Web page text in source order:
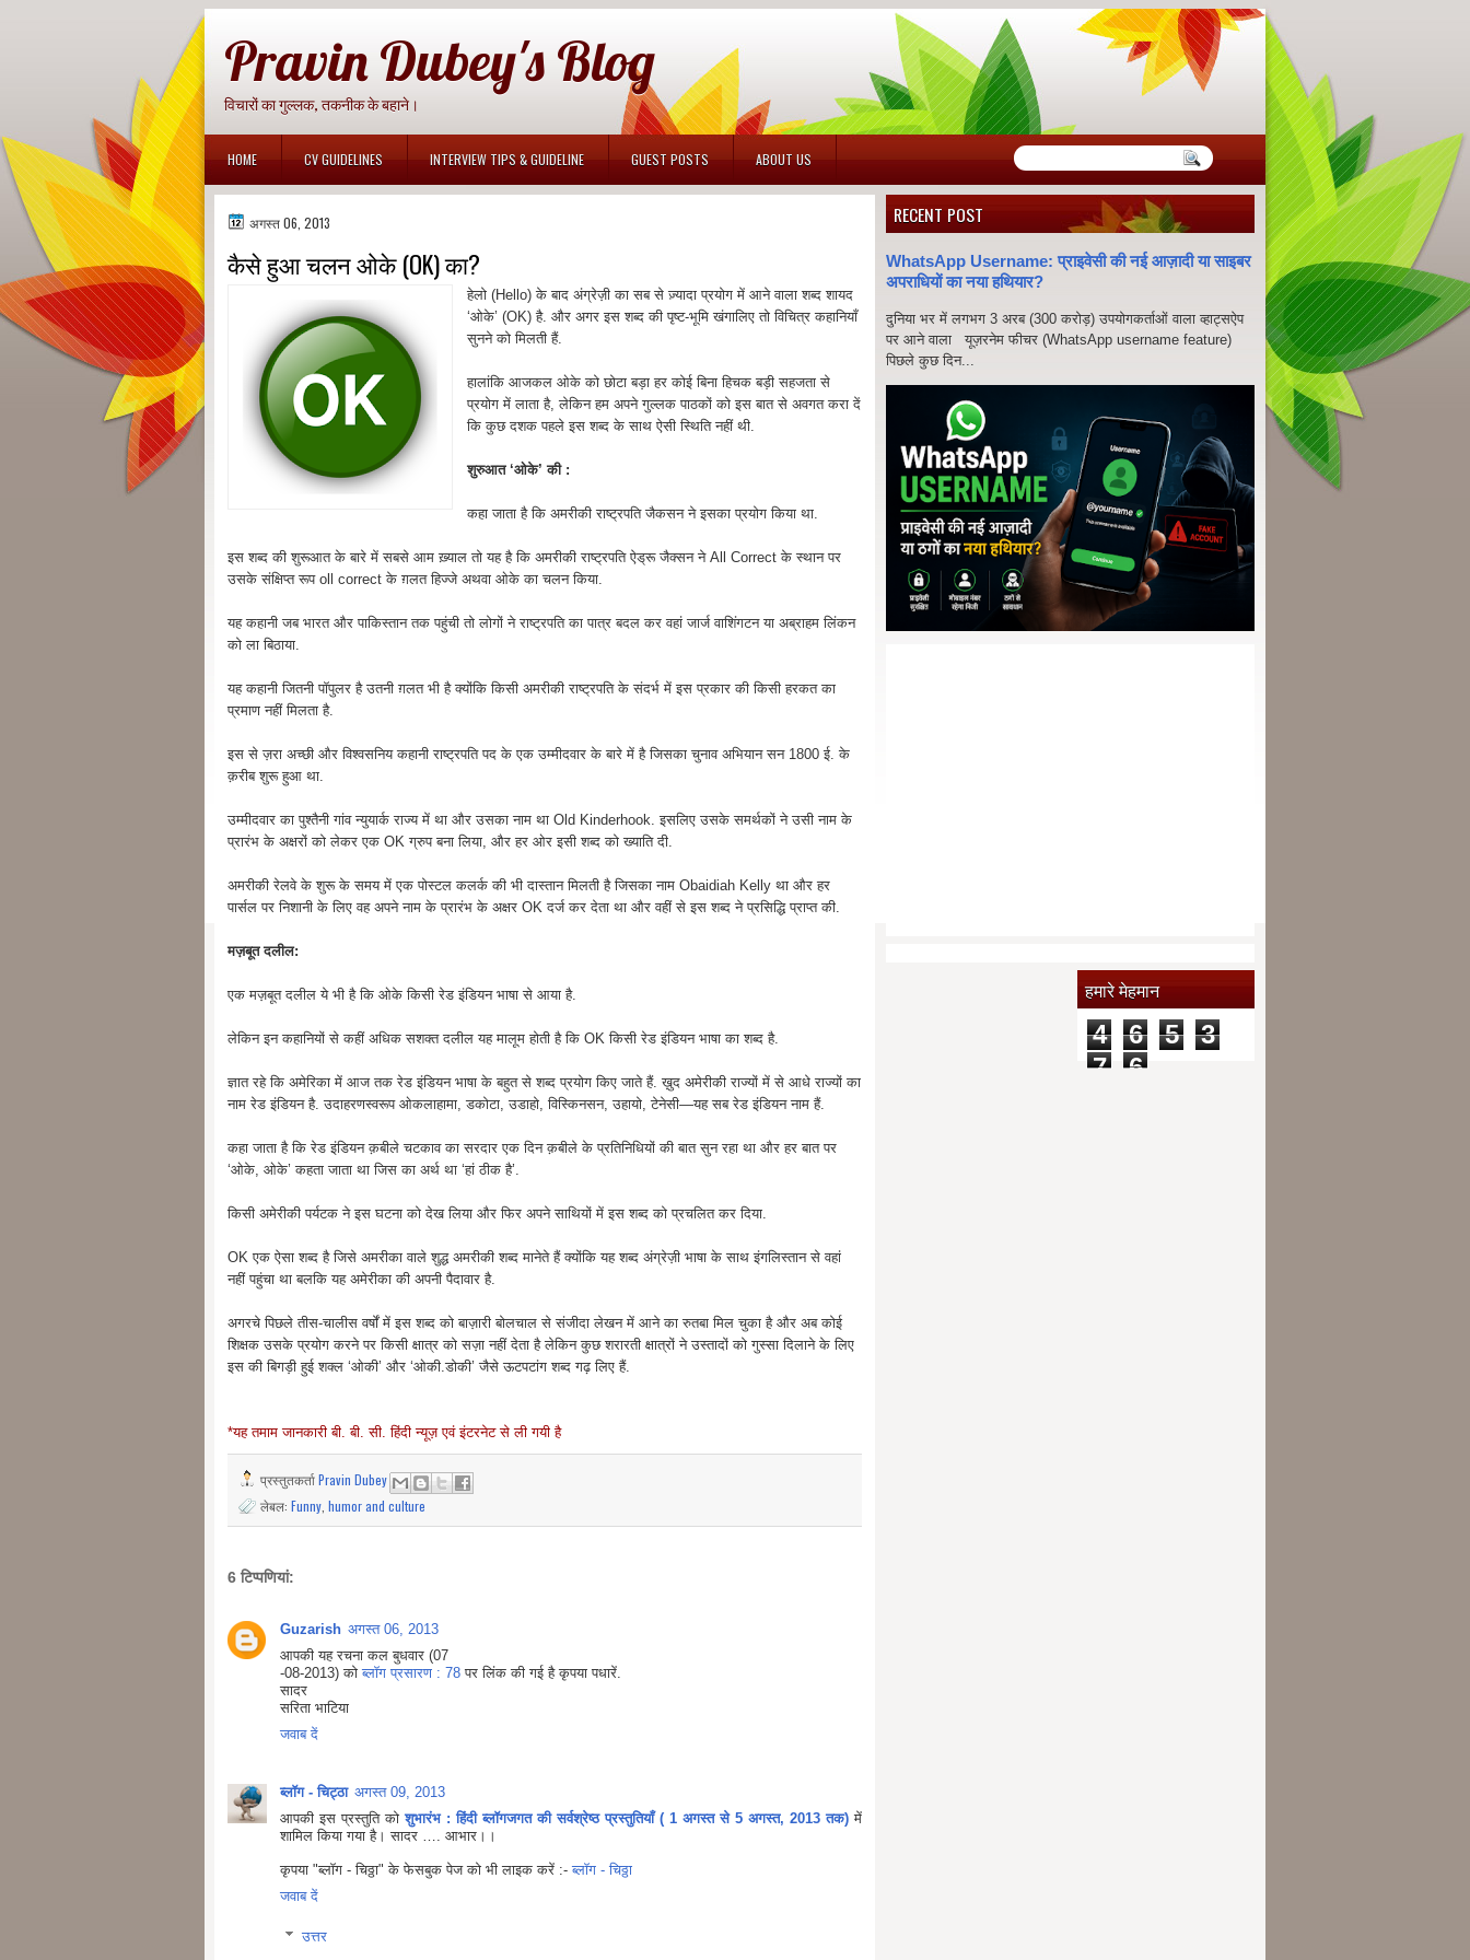
Pravin Dubey's Blog
विचारों का गुल्लक, तकनीक के बहाने।
HOME CV GUIDELINES INTERVIEW TIPS & GUIDELINE GUEST POSTS ABOUT US
अगस्त 06, 2013
कैसे हुआ चलन ओके (OK) का?
हेलो (Hello) के बाद अंग्रेज़ी का सब से ज़्यादा प्रयोग में आने वाला शब्द शायद
‘ओके’ (OK) है. और अगर इस शब्द की पृष्ट-भूमि खंगालिए तो विचित्र कहानियाँ
सुनने को मिलती हैं.
हालांकि आजकल ओके को छोटा बड़ा हर कोई बिना हिचक बड़ी सहजता से
प्रयोग में लाता है, लेकिन हम अपने गुल्लक पाठकों को इस बात से अवगत करा दें
कि कुछ दशक पहले इस शब्द के साथ ऐसी स्थिति नहीं थी.
शुरुआत ‘ओके’ की :
कहा जाता है कि अमरीकी राष्ट्रपति जैकसन ने इसका प्रयोग किया था.
इस शब्द की शुरूआत के बारे में सबसे आम ख़्याल तो यह है कि अमरीकी राष्ट्रपति ऐड्रू जैक्सन ने All Correct के स्थान पर
उसके संक्षिप्त रूप oll correct के ग़लत हिज्जे अथवा ओके का चलन किया.
यह कहानी जब भारत और पाकिस्तान तक पहुंची तो लोगों ने राष्ट्रपति का पात्र बदल कर वहां जार्ज वाशिंगटन या अब्राहम लिंकन
को ला बिठाया.
यह कहानी जितनी पॉपुलर है उतनी ग़लत भी है क्योंकि किसी अमरीकी राष्ट्रपति के संदर्भ में इस प्रकार की किसी हरकत का
प्रमाण नहीं मिलता है.
इस से ज़रा अच्छी और विश्वसनिय कहानी राष्ट्रपति पद के एक उम्मीदवार के बारे में है जिसका चुनाव अभियान सन 1800 ई. के
क़रीब शुरू हुआ था.
उम्मीदवार का पुश्तैनी गांव न्युयार्क राज्य में था और उसका नाम था Old Kinderhook. इसलिए उसके समर्थकों ने उसी नाम के
प्रारंभ के अक्षरों को लेकर एक OK ग्रुप बना लिया, और हर ओर इसी शब्द को ख्याति दी.
अमरीकी रेलवे के शुरू के समय में एक पोस्टल कलर्क की भी दास्तान मिलती है जिसका नाम Obaidiah Kelly था और हर
पार्सल पर निशानी के लिए वह अपने नाम के प्रारंभ के अक्षर OK दर्ज कर देता था और वहीं से इस शब्द ने प्रसिद्धि प्राप्त की.
मज़बूत दलील:
एक मज़बूत दलील ये भी है कि ओके किसी रेड इंडियन भाषा से आया है.
लेकिन इन कहानियों से कहीं अधिक सशक्त दलील यह मालूम होती है कि OK किसी रेड इंडियन भाषा का शब्द है.
ज्ञात रहे कि अमेरिका में आज तक रेड इंडियन भाषा के बहुत से शब्द प्रयोग किए जाते हैं. ख़ुद अमेरीकी राज्यों में से आधे राज्यों का
नाम रेड इंडियन है. उदाहरणस्वरूप ओकलाहामा, डकोटा, उडाहो, विस्किनसन, उहायो, टेनेसी—यह सब रेड इंडियन नाम हैं.
कहा जाता है कि रेड इंडियन क़बीले चटकाव का सरदार एक दिन क़बीले के प्रतिनिधियों की बात सुन रहा था और हर बात पर
‘ओके, ओके’ कहता जाता था जिस का अर्थ था ‘हां ठीक है’.
किसी अमेरीकी पर्यटक ने इस घटना को देख लिया और फिर अपने साथियों में इस शब्द को प्रचलित कर दिया.
OK एक ऐसा शब्द है जिसे अमरीका वाले शुद्ध अमरीकी शब्द मानेते हैं क्योंकि यह शब्द अंग्रेज़ी भाषा के साथ इंगलिस्तान से वहां
नहीं पहुंचा था बलकि यह अमेरीका की अपनी पैदावार है.
अगरचे पिछले तीस-चालीस वर्षों में इस शब्द को बाज़ारी बोलचाल से संजीदा लेखन में आने का रुतबा मिल चुका है और अब कोई
शिक्षक उसके प्रयोग करने पर किसी क्षात्र को सज़ा नहीं देता है लेकिन कुछ शरारती क्षात्रों ने उस्तादों को गुस्सा दिलाने के लिए
इस की बिगड़ी हुई शक्ल ‘ओकी’ और ‘ओकी.डोकी’ जैसे ऊटपटांग शब्द गढ़ लिए हैं.
*यह तमाम जानकारी बी. बी. सी. हिंदी न्यूज़ एवं इंटरनेट से ली गयी है
प्रस्तुतकर्ताPravin Dubey
लेबल: Funny humor and culture
6 टिप्‍पणियां:
Guzarish अगस्त 06, 2013
आपकी यह रचना कल बुधवार (07
-08-2013) कोब्लॉग प्रसारण : 78पर लिंक की गई है कृपया पधारें.
सादर
सरिता भाटिया
जवाब दें
ब्लॉग - चिट्ठा अगस्त 09, 2013
आपकी इस प्रस्तुति कोशुभारंभ : हिंदी ब्लॉगजगत की सर्वश्रेष्ठ प्रस्तुतियाँ ( 1 अगस्त से 5 अगस्त, 2013 तक) में
शामिल किया गया है। सादर …. आभार।।
कृपया "ब्लॉग - चिठ्ठा" के फेसबुक पेज को भी लाइक करें :-ब्लॉग - चिठ्ठा
जवाब दें
उत्तर
RECENT POST
WhatsApp Username: प्राइवेसी की नई आज़ादी या साइबर
अपराधियों का नया हथियार?
दुनिया भर में लगभग 3 अरब (300 करोड़) उपयोगकर्ताओं वाला व्हाट्सऐप
पर आने वाला यूज़रनेम फीचर (WhatsApp username feature)
पिछले कुछ दिन...
हमारे मेहमान
4 6 5
3
7
6